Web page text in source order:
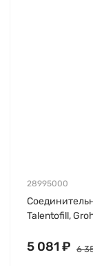
28995000
Talentofill,
5 081 ₽ 6